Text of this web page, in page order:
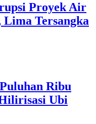
Proyek Air
Tersangka
Ribu
Ubi